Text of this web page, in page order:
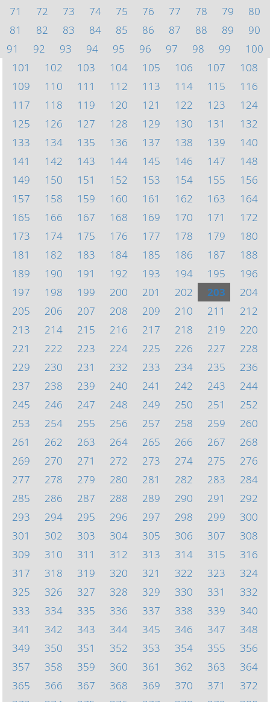
71
72 73 74 75 76 77 78 79
80
81
82 83 84 85 86 87 88 89
90
91
92 93 94 95 96 97 98 99
100
101
102 103 104 105 106 107
108
109
110 111 112 113 114 115
116
117
118 119 120 121 122 123
124
125
126 127 128 129 130 131
132
133
134 135 136 137 138 139
140
141
142 143 144 145 146 147
148
149
150 151 152 153 154 155
156
157
158 159 160 161 162 163
164
165
166 167 168 169 170 171
172
173
174 175 176 177 178 179
180
181
182 183 184 185 186 187
188
189
190 191 192 193 194 195
196
197
198 199 200 201 202 203
204
205
206 207 208 209 210 211
212
213
214 215 216 217 218 219
220
221
222 223 224 225 226 227
228
229
230 231 232 233 234 235
236
237
238 239 240 241 242 243
244
245
246 247 248 249 250 251
252
253
254 255 256 257 258 259
260
261
262 263 264 265 266 267
268
269
270 271 272 273 274 275
276
277
278 279 280 281 282 283
284
285
286 287 288 289 290 291
292
293
294 295 296 297 298 299
300
301
302 303 304 305 306 307
308
309
310 311 312 313 314 315
316
317
318 319 320 321 322 323
324
325
326 327 328 329 330 331
332
333
334 335 336 337 338 339
340
341
342 343 344 345 346 347
348
349
350 351 352 353 354 355
356
357
358 359 360 361 362 363
364
365
366 367 368 369 370 371
372